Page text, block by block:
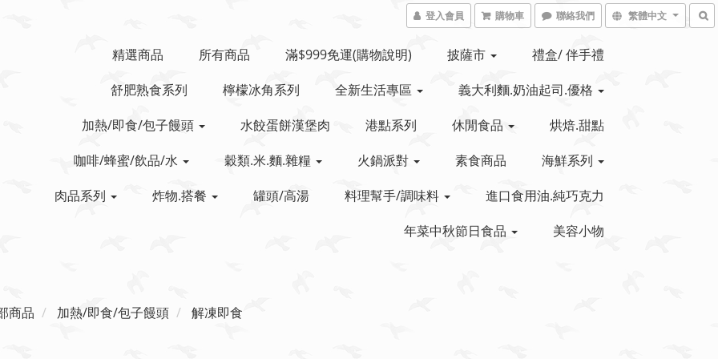
登入會員 購物車 聯絡我們 繁體中文
精選商品 所有商品 滿$999免運(購物說明) 披薩市
禮盒/ 伴手禮
舒肥熟食系列
檸檬冰角系列 全新生活專區
義大利麵.奶油起司.優格
加熱/即食/包子饅頭
水餃蛋餅漢堡肉 港點系列 休閒食品
烘焙.甜點
咖啡/蜂蜜/飲品/水
穀類.米.麵.雜糧 火鍋派對 素食商品
海鮮系列
肉品系列
炸物.搭餐 罐頭/高湯 料理幫手/調味料
進口食用油.純巧克力
年菜中秋節日食品
美容小物
商品 加熱/即食/包子饅頭 解凍即食